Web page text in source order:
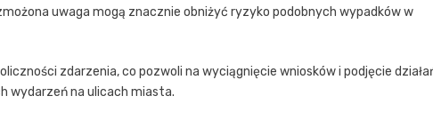
uwaga mogą znacznie obniżyć ryzyko podobnych wypadków w
zdarzenia, co pozwoli na wyciągnięcie wniosków i podjęcie
wydarzeń na ulicach miasta.